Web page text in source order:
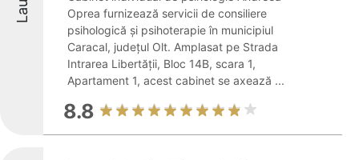
Oprea furnizează servicii de consiliere
psihologică și psihoterapie în municipiul
Caracal, județul Olt. Amplasat pe Strada
Intrarea Libertății, Bloc 14B, scara 1,
Apartament 1, acest cabinet se axează ...
8.8